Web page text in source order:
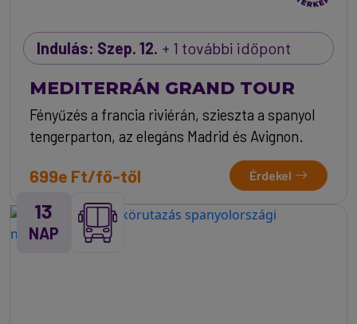
Indulás: Szep. 12. + 1 további időpont
MEDITERRÁN GRAND TOUR
Fényűzés a francia riviérán, szieszta a spanyol
tengerparton, az elegáns Madrid és Avignon.
699e Ft/fő-től Érdekel
13
NAP